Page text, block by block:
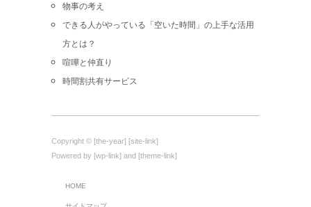
物事の考え
できる人がやっている「空いた時間」の上手な活用
方とは？
喧嘩と仲直り
時間割共有サービス
Copyright © [the-year] [site-link]
Powered by [wp-link] and [theme-link]
HOME